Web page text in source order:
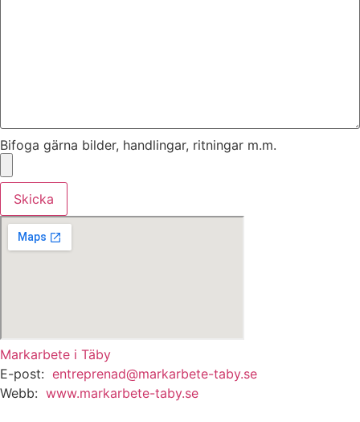
Bifoga gärna bilder, handlingar, ritningar m.m.
Skicka
Markarbete i Täby
E-post: entreprenad@markarbete-taby.se
Webb: www.markarbete-taby.se